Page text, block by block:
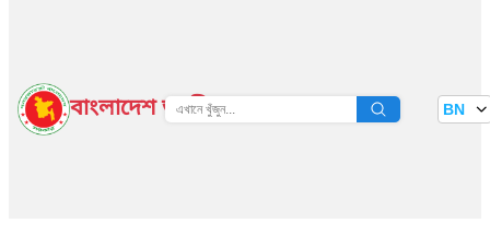
বাংলাদেশ জাতীয় তথ্য বাতায়ন BN